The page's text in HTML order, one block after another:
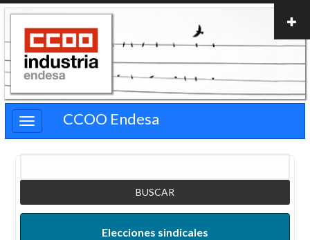
Pasar
contenido
principal
CCOO Endesa
Elecciones sindicales